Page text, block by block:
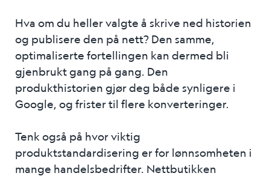
Hva om du heller valgte å skrive ned historien
og publisere den på nett? Den samme,
optimaliserte fortellingen kan dermed bli
gjenbrukt gang på gang. Den
produkthistorien gjør deg både synligere i
Google, og frister til flere konverteringer.
Tenk også på hvor viktig
produktstandardisering er for lønnsomheten i
mange handelsbedrifter. Nettbutikken